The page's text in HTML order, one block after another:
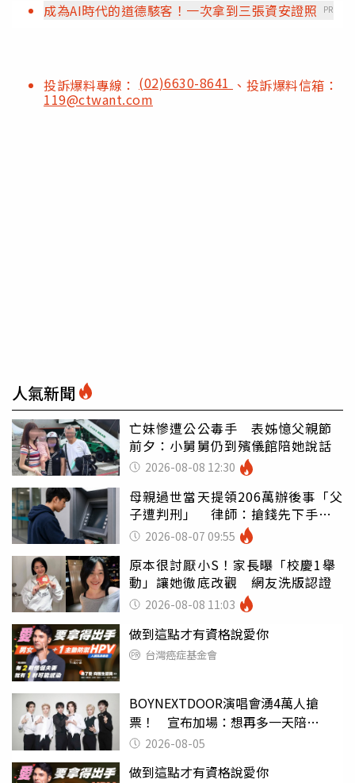
成為AI時代的道德駭客！一次拿到三張資安證照 PR
投訴爆料專線： (02)6630-8641 、投訴爆料信箱：
119@ctwant.com
人氣新聞
亡妹慘遭公公毒手 表姊憶父親節
前夕：小舅舅仍到殯儀館陪她說話
2026-08-08 12:30
母親過世當天提領206萬辦後事「父
子遭判刑」 律師：搶錢先下手是
罪 2026-08-07 09:55
原本很討厭小S！家長曝「校慶1舉
動」讓她徹底改觀 網友洗版認證
2026-08-08 11:03
做到這點才有資格說愛你
台灣癌症基金會
BOYNEXTDOOR演唱會湧4萬人搶
票！ 宣布加場：想再多一天陪
ONEDOOR
2026-08-05
做到這點才有資格說愛你